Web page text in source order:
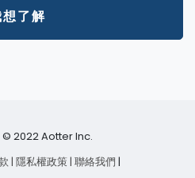
了解
© 2022 Aotter Inc.
| 隱私權政策 | 聯絡我們 |